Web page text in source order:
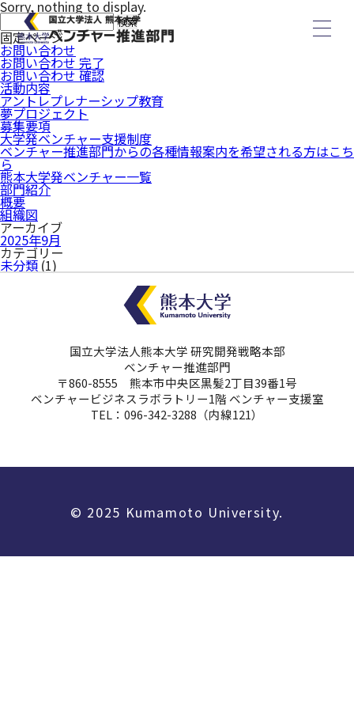
Sorry, nothing to display.
検
索:
固定ページ
お問い合わせ
お問い合わせ 完了
お問い合わせ 確認
活動内容
アントレプレナーシップ教育
夢プロジェクト
募集要項
大学発ベンチャー支援制度
ベンチャー推進部門からの各種情報案内を希望される方はこち
ら
熊本大学発ベンチャー一覧
部門紹介
概要
組織図
アーカイブ
2025年9月
カテゴリー
未分類 (1)
国立大学法人熊本大学 研究開発戦略本部
ベンチャー推進部門
〒860-8555 熊本市中央区黒髪2丁目39番1号
ベンチャービジネスラボラトリー1階 ベンチャー支援室
TEL：096-342-3288（内線121）
© 2025 Kumamoto University.
概要
組織図
大学発ベンチャー支援制度
アントレプレナーシップ教育